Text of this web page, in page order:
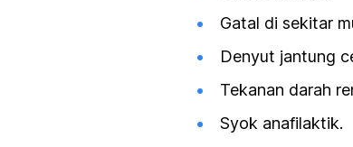
Gatal di sekitar
Denyut jantung
Tekanan darah
Syok anafilaktik.